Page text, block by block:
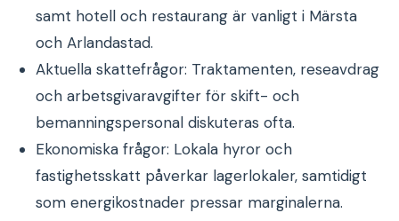
samt hotell och restaurang är vanligt i Märsta
och Arlandastad.
Aktuella skattefrågor: Traktamenten, reseavdrag
och arbetsgivaravgifter för skift- och
bemanningspersonal diskuteras ofta.
Ekonomiska frågor: Lokala hyror och
fastighetsskatt påverkar lagerlokaler, samtidigt
som energikostnader pressar marginalerna.